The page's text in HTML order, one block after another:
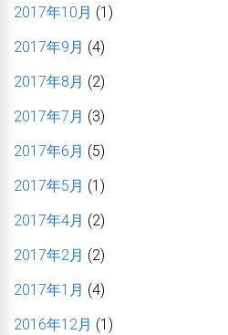
2017年10月 (1)
2017年9月 (4)
2017年8月 (2)
2017年7月 (3)
2017年6月 (5)
2017年5月 (1)
2017年4月 (2)
2017年2月 (2)
2017年1月 (4)
2016年12月 (1)